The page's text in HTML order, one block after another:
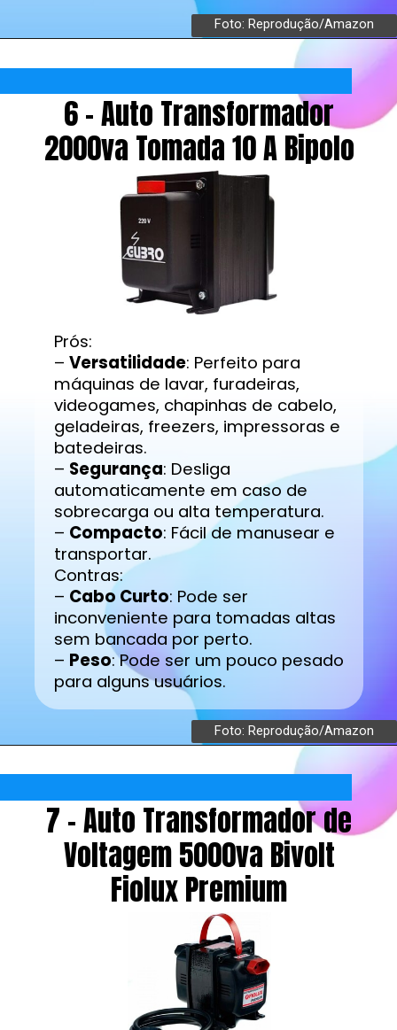
Foto: Reprodução/Amazon
6 - Auto Transformador
2000va Tomada 10 A Bipolo
Prós:
– Versatilidade: Perfeito para
máquinas de lavar, furadeiras,
videogames, chapinhas de cabelo,
geladeiras, freezers, impressoras e
batedeiras.
– Segurança: Desliga
automaticamente em caso de
sobrecarga ou alta temperatura.
– Compacto: Fácil de manusear e
transportar.
Contras:
– Cabo Curto: Pode ser
inconveniente para tomadas altas
sem bancada por perto.
– Peso: Pode ser um pouco pesado
para alguns usuários.
Foto: Reprodução/Amazon
7 - Auto Transformador de
Voltagem 5000va Bivolt
Fiolux Premium